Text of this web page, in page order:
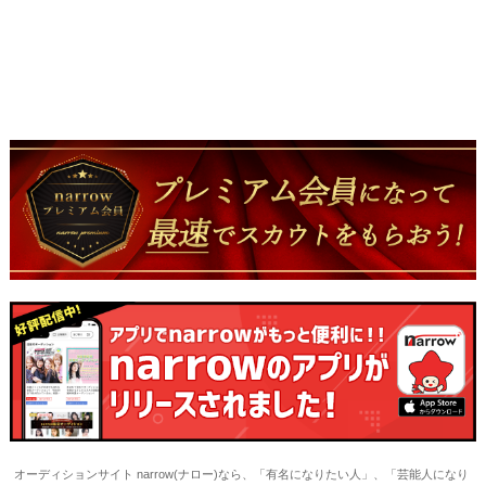
オーディションサイト narrow(ナロー)なら、「有名になりたい人」、「芸能人になり